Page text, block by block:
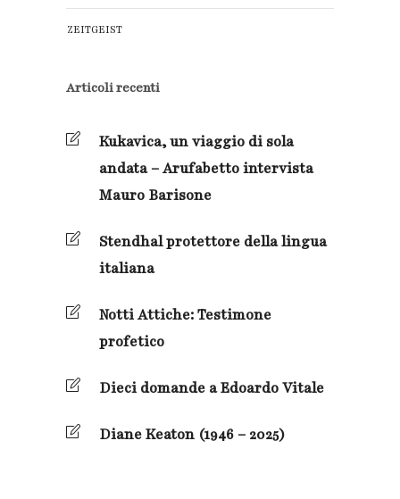
ZEITGEIST
Articoli recenti
Kukavica, un viaggio di sola
andata – Arufabetto intervista
Mauro Barisone
Stendhal protettore della lingua
italiana
Notti Attiche: Testimone
profetico
Dieci domande a Edoardo Vitale
Diane Keaton (1946 – 2025)